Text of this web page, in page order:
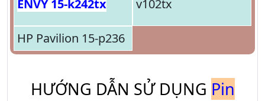
ENVY 15-k242tx
v102tx
HP Pavilion 15-p236
HƯỚNG DẪN SỬ DỤNG Pin